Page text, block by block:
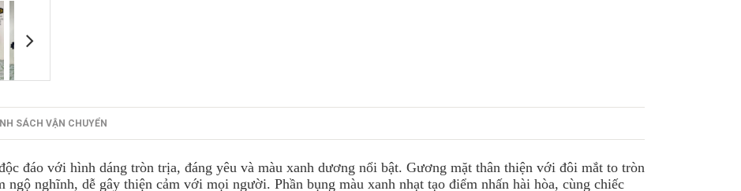
SÁCH VẬN CHUYỂN
đáo với hình dáng tròn trịa, đáng yêu và màu xanh dương nổi bật. Gương mặt thân thiện với đôi mắt to tròn
nghĩnh, dễ gây thiện cảm với mọi người. Phần bụng màu xanh nhạt tạo điểm nhấn hài hòa, cùng chiếc